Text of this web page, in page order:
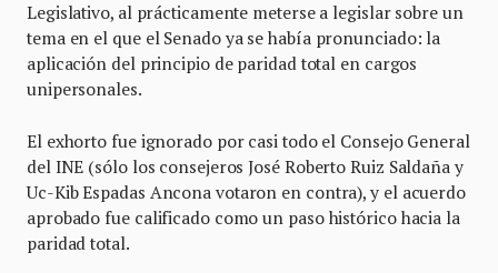
Legislativo, al prácticamente meterse a legislar sobre un
tema en el que el Senado ya se había pronunciado: la
aplicación del principio de paridad total en cargos
unipersonales.
El exhorto fue ignorado por casi todo el Consejo General
del INE (sólo los consejeros José Roberto Ruiz Saldaña y
Uc-Kib Espadas Ancona votaron en contra), y el acuerdo
aprobado fue calificado como un paso histórico hacia la
paridad total.